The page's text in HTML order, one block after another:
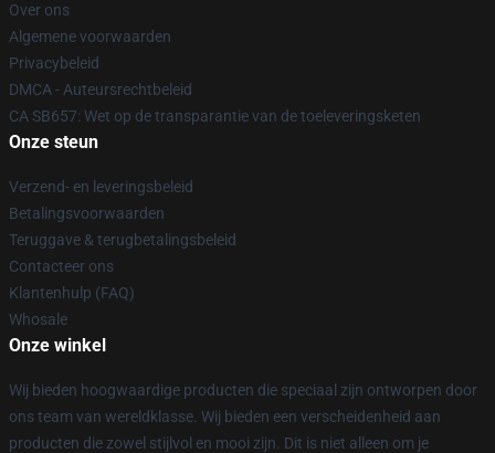
Over ons
Algemene voorwaarden
Privacybeleid
DMCA - Auteursrechtbeleid
CA SB657: Wet op de transparantie van de toeleveringsketen
Onze steun
Verzend- en leveringsbeleid
Betalingsvoorwaarden
Teruggave & terugbetalingsbeleid
Contacteer ons
Klantenhulp (FAQ)
Whosale
Onze winkel
Wij bieden hoogwaardige producten die speciaal zijn ontworpen door
ons team van wereldklasse. Wij bieden een verscheidenheid aan
producten die zowel stijlvol en mooi zijn. Dit is niet alleen om je